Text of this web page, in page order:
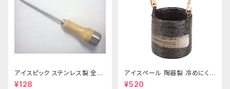
アイスピック ステンレス製 全長
215ｍｍ
¥128
アイスペール 陶器製 冷めにくい
二重構造 860ml
¥520